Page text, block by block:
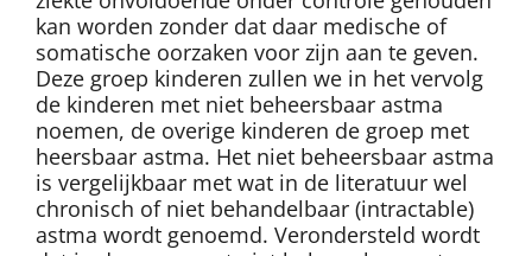
kan worden zonder dat daar medische of
somatische oorzaken voor zijn aan te geven.
Deze groep kinderen zullen we in het vervolg
de kinderen met niet beheersbaar astma
noemen, de overige kinderen de groep met
heersbaar astma. Het niet beheersbaar astma
is vergelijkbaar met wat in de literatuur wel
chronisch of niet behandelbaar (intractable)
astma wordt genoemd. Verondersteld wordt